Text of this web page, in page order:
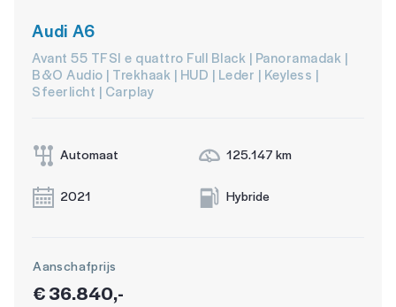
Audi A6
Avant 55 TFSI e quattro Full Black | Panoramadak |
B&O Audio | Trekhaak | HUD | Leder | Keyless |
Sfeerlicht | Carplay
Automaat 125.147 km
2021 Hybride
Aanschafprijs
€ 36.840,-